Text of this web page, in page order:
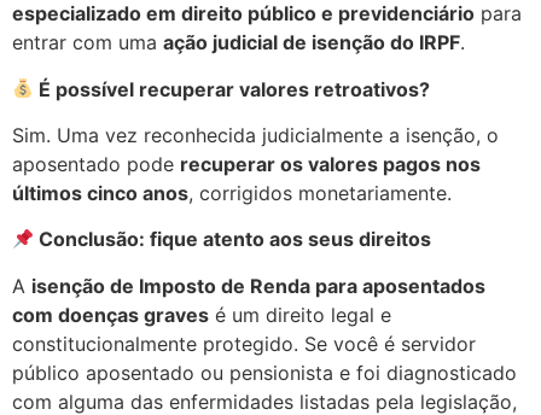
especializado em direito público e previdenciário para
entrar com uma ação judicial de isenção do IRPF.
É possível recuperar valores retroativos?
Sim. Uma vez reconhecida judicialmente a isenção, o
aposentado pode recuperar os valores pagos nos
últimos cinco anos, corrigidos monetariamente.
Conclusão: fique atento aos seus direitos
A isenção de Imposto de Renda para aposentados
com doenças graves é um direito legal e
constitucionalmente protegido. Se você é servidor
público aposentado ou pensionista e foi diagnosticado
com alguma das enfermidades listadas pela legislação,